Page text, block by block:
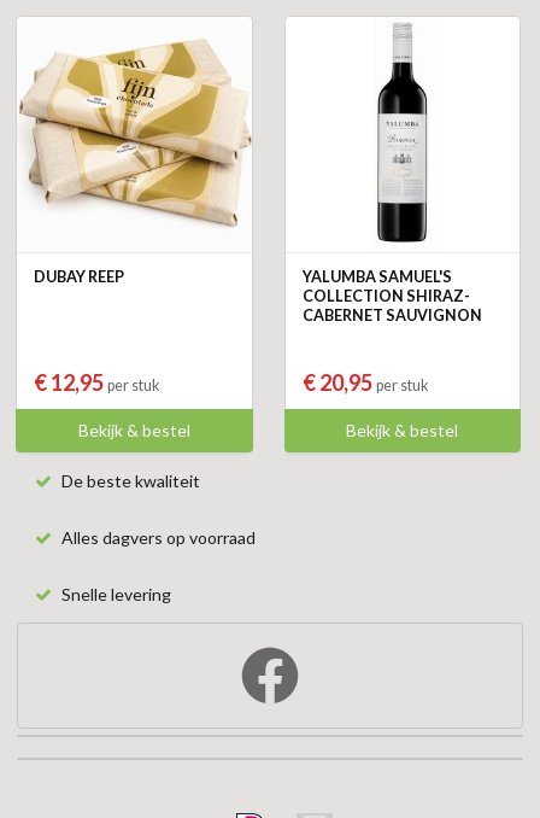
DUBAY REEP
€ 12,95 per stuk
Bekijk & bestel
YALUMBA SAMUEL'S
COLLECTION SHIRAZ-
CABERNET SAUVIGNON
€ 20,95 per stuk
Bekijk & bestel
De beste kwaliteit
Alles dagvers op voorraad
Snelle levering